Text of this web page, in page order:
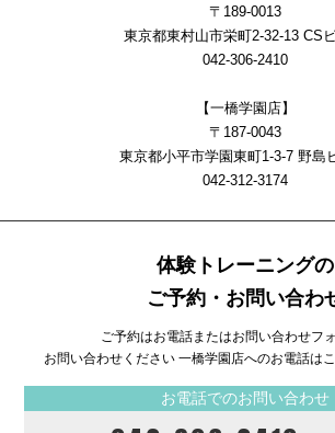
〒189-0013
東京都東村山市栄町2-32-13 CS
042-306-2410
【一橋学園店】
〒187-0043
東京都小平市学園東町1-3-7 野島
042-312-3174
体験トレーニングの
ご予約・お問い合わ
ご予約はお電話またはお問い合わせフ
お問い合わせください 一橋学園店へのお電話は
お電話でのお問い合わせ